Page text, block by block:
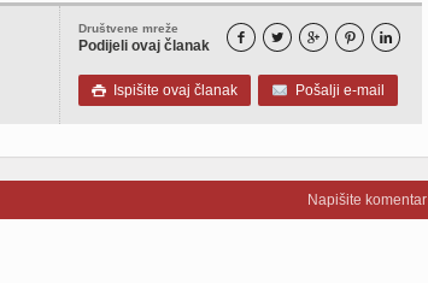
Društvene mreže
Podijeli ovaj članak     
 Ispišite ovaj članak Pošalji e-mail
Napišite komentar